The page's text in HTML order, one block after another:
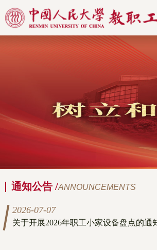
通知公告 /ANNOUNCEMENTS
2026-07-07
关于开展2026年职工小家设备盘点的通